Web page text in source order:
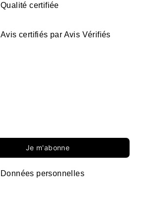
Qualité certifiée
Avis certifiés par Avis Vérifiés
Je m'abonne
Données personnelles